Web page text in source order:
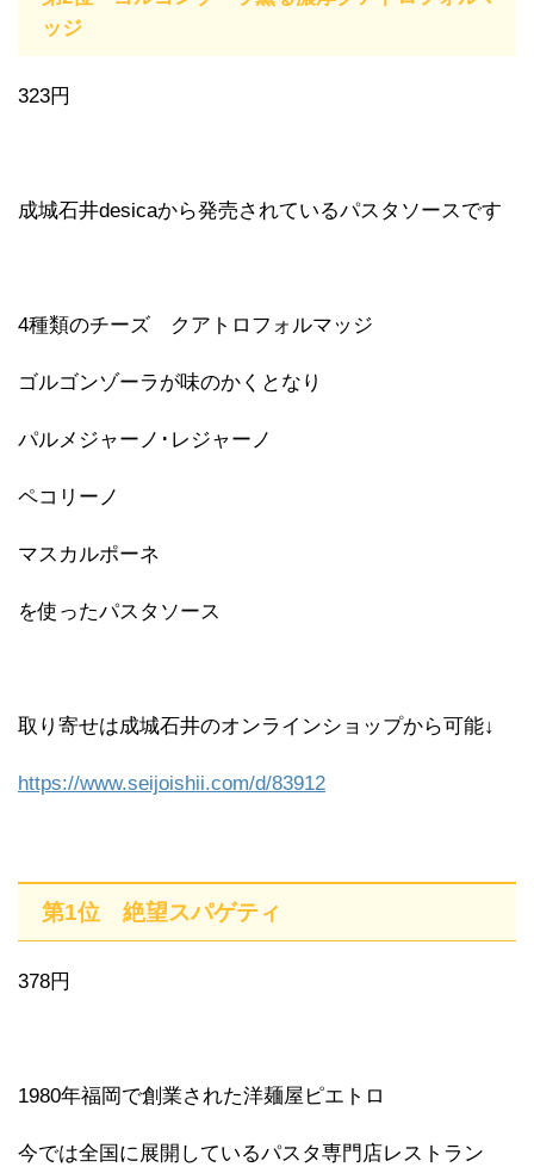
ッジ
323円
成城石井desicaから発売されているパスタソースです
4種類のチーズ クアトロフォルマッジ
ゴルゴンゾーラが味のかくとなり
パルメジャーノ･レジャーノ
ペコリーノ
マスカルポーネ
を使ったパスタソース
取り寄せは成城石井のオンラインショップから可能↓
https://www.seijoishii.com/d/83912
第1位 絶望スパゲティ
378円
1980年福岡で創業された洋麺屋ピエトロ
今では全国に展開しているパスタ専門店レストラン